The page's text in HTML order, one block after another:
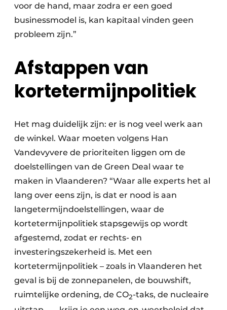
voor de hand, maar zodra er een goed
businessmodel is, kan kapitaal vinden geen
probleem zijn.”
Afstappen van
kortetermijnpolitiek
Het mag duidelijk zijn: er is nog veel werk aan
de winkel. Waar moeten volgens Han
Vandevyvere de prioriteiten liggen om de
doelstellingen van de Green Deal waar te
maken in Vlaanderen? “Waar alle experts het al
lang over eens zijn, is dat er nood is aan
langetermijndoelstellingen, waar de
kortetermijnpolitiek stapsgewijs op wordt
afgestemd, zodat er rechts- en
investeringszekerheid is. Met een
kortetermijnpolitiek – zoals in Vlaanderen het
geval is bij de zonnepanelen, de bouwshift,
ruimtelijke ordening, de CO2-taks, de nucleaire